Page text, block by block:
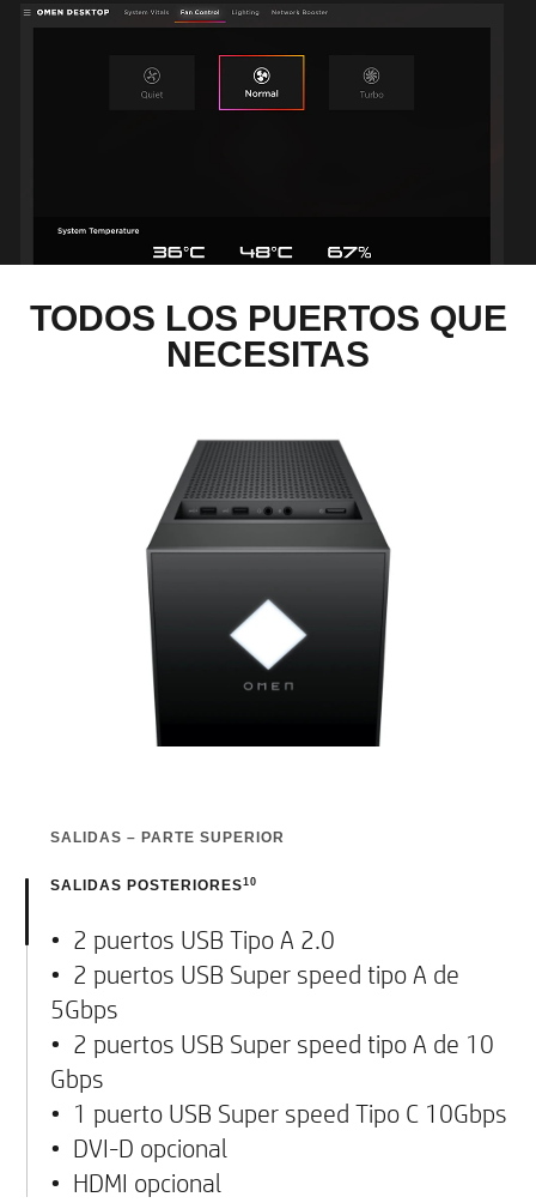
TODOS LOS PUERTOS QUE
NECESITAS
SALIDAS – PARTE SUPERIOR
• 2 puertos Superspeed USB Tipo A tasa
de señalización de 5Gbps
• Conector combinado de auriculares /
micrófono
• Conector de micrófono
SALIDAS POSTERIORES10
• 2 puertos USB Tipo A 2.0
• 2 puertos USB Super speed tipo A de
5Gbps
• 2 puertos USB Super speed tipo A de 10
Gbps
• 1 puerto USB Super speed Tipo C 10Gbps
• DVI-D opcional
• HDMI opcional